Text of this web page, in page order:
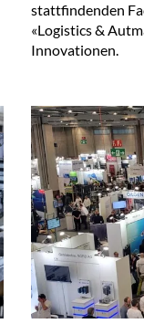
stattfindenden
«Logistics &
Innovationen.